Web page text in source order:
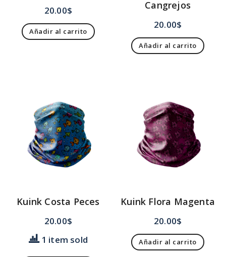
20.00$
Añadir al carrito
Cangrejos
20.00$
Añadir al carrito
Kuink Costa Peces
20.00$
1 item sold
Kuink Flora Magenta
20.00$
Añadir al carrito